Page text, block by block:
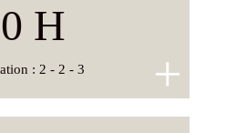
H
: 2 - 2 - 3 +
chanson/poésie et narratif.